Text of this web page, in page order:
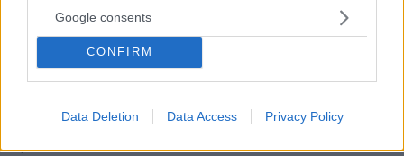
Google consents
CONFIRM
Data Deletion Data Access Privacy Policy
Ο «Δράκος» του Λονδίνου: 40χρονος με προβλήματα
όρασης σκότωνε και βίαζε γυναίκες, η αστυνομία τον
είχε συλλάβει και τον άφησε ελεύθερο
πριν 28 λεπτά
Οι 10 «ήσυχες» παραλίες της Νάξου
πριν 42 λεπτά